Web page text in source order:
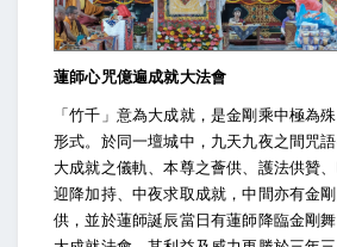
蓮師心咒億遍成就大法會
「竹千」意為大成就，是金剛乘中極為
形式。於同一壇城中，九天九夜之間咒
大成就之儀軌、本尊之薈供、護法供贊
迎降加持、中夜求取成就，中間亦有金
供，並於蓮師誕辰當日有蓮師降臨金剛